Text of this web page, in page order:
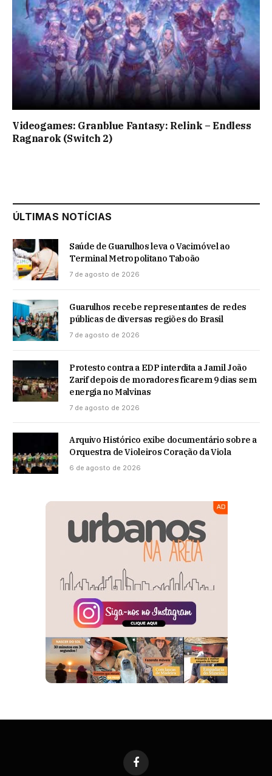
Videogames: Granblue Fantasy: Relink – Endless
Ragnarok (Switch 2)
ÚLTIMAS NOTÍCIAS
Saúde de Guarulhos leva o Vacimóvel ao
Terminal Metropolitano Taboão
7 de agosto de 2026
Guarulhos recebe representantes de redes
públicas de diversas regiões do Brasil
7 de agosto de 2026
Protesto contra a EDP interdita a Jamil João
Zarif depois de moradores ficarem 9 dias sem
energia no Malvinas
7 de agosto de 2026
Arquivo Histórico exibe documentário sobre a
Orquestra de Violeiros Coração da Viola
6 de agosto de 2026
Facebook